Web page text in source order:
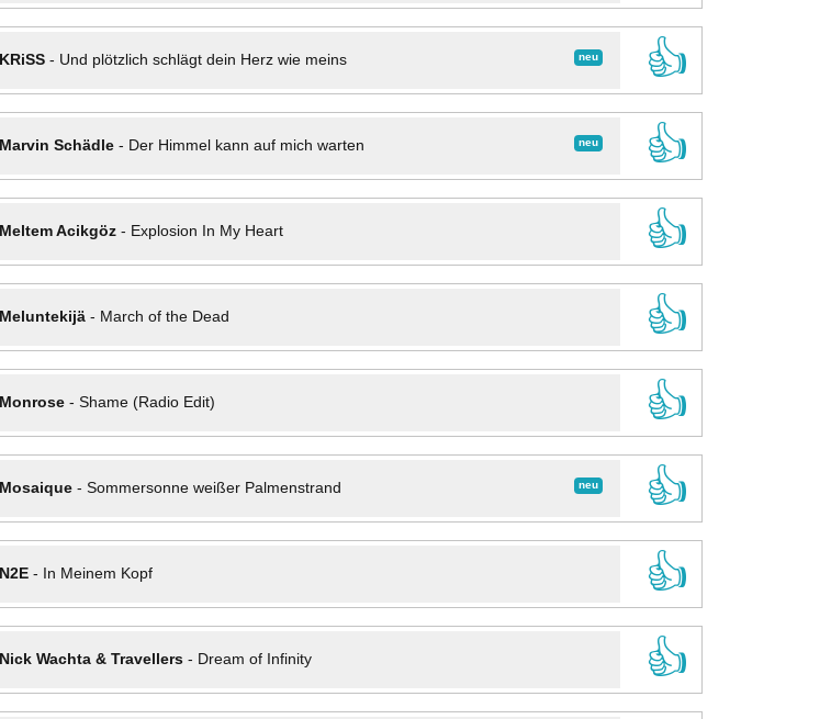
neu
KRiSS- Und plötzlich schlägt dein Herz wie meins
👍
neu
Marvin Schädle- Der Himmel kann auf mich warten
👍
Meltem Acikgöz- Explosion In My Heart
👍
Meluntekijä- March of the Dead
👍
Monrose- Shame (Radio Edit)
👍
neu
Mosaique- Sommersonne weißer Palmenstrand
👍
N2E- In Meinem Kopf
👍
Nick Wachta & Travellers- Dream of Infinity
👍